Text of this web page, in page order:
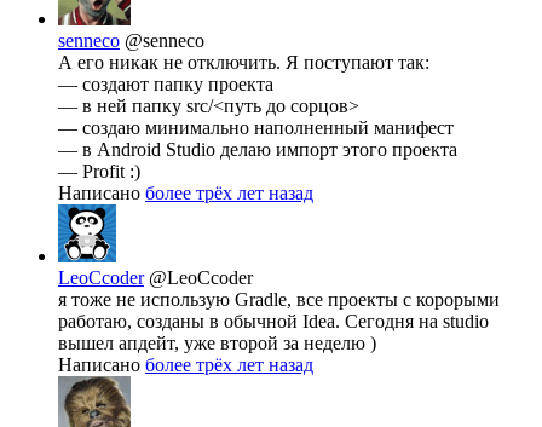
senneco @senneco
А его никак не отключить. Я поступают так:
— создают папку проекта
— в ней папку src/<путь до сорцов>
— создаю минимально наполненный манифест
— в Android Studio делаю импорт этого проекта
— Profit :)
Написано более трёх лет назад
LeoCcoder @LeoCcoder
я тоже не использую Gradle, все проекты с корорыми
работаю, созданы в обычной Idea. Сегодня на studio
вышел апдейт, уже второй за неделю )
Написано более трёх лет назад